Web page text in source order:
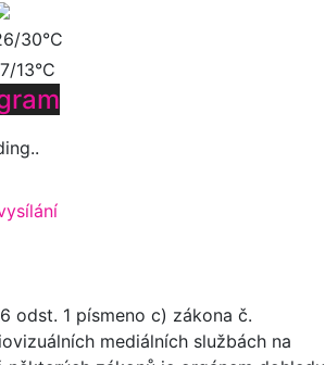
30°C
13°C
odst. 1 písmeno c) zákona č.
mediálních službách na